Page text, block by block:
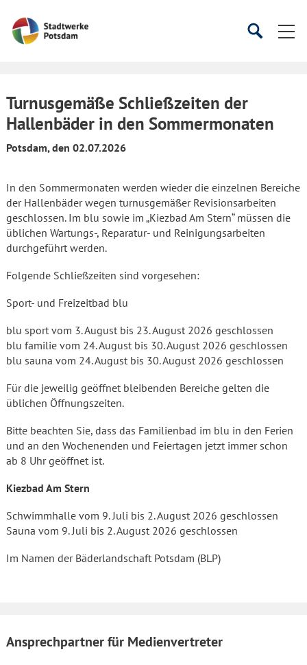
Startseite
SucheSuche
Turnusgemäße Schließzeiten der
Hallenbäder in den Sommermonaten
Potsdam, den 02.07.2026
In den Sommermonaten werden wieder die einzelnen Bereiche
der Hallenbäder wegen turnusgemäßer Revisionsarbeiten
geschlossen. Im blu sowie im „Kiezbad Am Stern“ müssen die
üblichen Wartungs-, Reparatur- und Reinigungsarbeiten
durchgeführt werden.
Folgende Schließzeiten sind vorgesehen:
Sport- und Freizeitbad blu
blu sport vom 3. August bis 23. August 2026 geschlossen
blu familie vom 24. August bis 30. August 2026 geschlossen
blu sauna vom 24. August bis 30. August 2026 geschlossen
Für die jeweilig geöffnet bleibenden Bereiche gelten die
üblichen Öffnungszeiten.
Bitte beachten Sie, dass das Familienbad im blu in den Ferien
und an den Wochenenden und Feiertagen jetzt immer schon
ab 8 Uhr geöffnet ist.
Kiezbad Am Stern
Schwimmhalle vom 9. Juli bis 2. August 2026 geschlossen
Sauna vom 9. Juli bis 2. August 2026 geschlossen
Im Namen der Bäderlandschaft Potsdam (BLP)
Ansprechpartner für Medienvertreter